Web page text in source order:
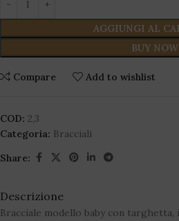
AGGIUNGI AL
BUY NOW
Compare Add to wishlist
COD: 2,3
Categoria: Bracciali
Share:
Descrizione
Bracciale modello baby con